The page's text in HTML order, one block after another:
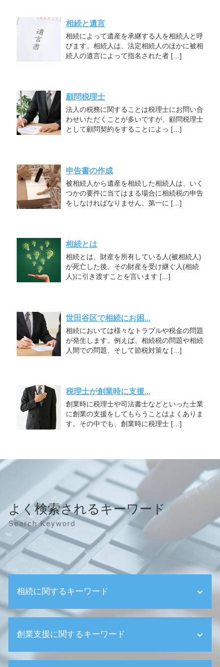
相続と遺言
相続によって遺産を承継する人を相続人と呼
びます。相続人は、法定相続人のほかに被相
続人の遺言によって指名された者 […]
顧問税理士
法人の税務に関することは税理士にお問い合
わせいただくことが多いですが、顧問税理士
として顧問契約をすることによっ […]
申告書の作成
被相続人から遺産を相続した相続人は、いく
つかの要件に当てはまる場合に相続税の申告
をしなければなりません。第一に […]
相続とは
相続とは、財産を所有している人(被相続人)
が死亡した後、その財産を受け継ぐ人(相続
人)に引き渡すことを言います […]
世田谷区で相続にお困...
相続においては様々なトラブルや税金の問題
が発生します。例えば、相続税の問題や相続
人間での問題、そして節税対策な […]
税理士が創業時に支援...
創業時に税理士や司法書士などといった士業
に創業の支援をしてもらうことはよくありま
す。その中でも、創業時に税理士 […]
よく検索されるキーワード
Search Keyword
相続に関するキーワード
遺産相続 分配
生前贈与 注意点
創業支援に関するキーワード